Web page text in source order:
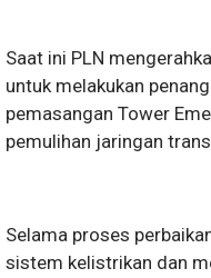
Saat ini PLN
untuk melakukan
pemasangan Tower
pemulihan jaringan
Selama proses
sistem kelistrikan dan